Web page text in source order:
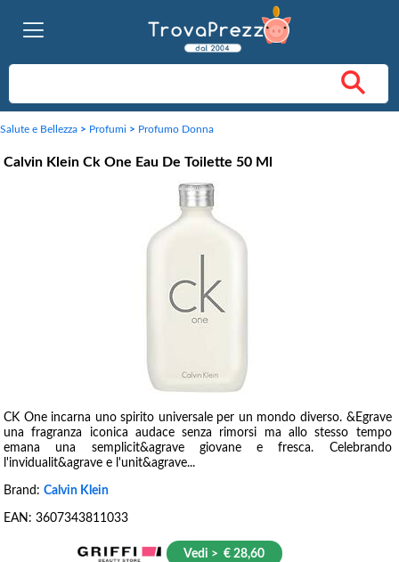
Salute e Bellezza > Profumi > Profumo Donna
Calvin Klein Ck One Eau De Toilette 50 Ml
CK One incarna uno spirito universale per un mondo diverso. &Egrave
una fragranza iconica audace senza rimorsi ma allo stesso tempo
emana una semplicit&agrave giovane e fresca. Celebrando
l'invidualit&agrave e l'unit&agrave...
Brand: Calvin Klein
EAN: 3607343811033
Vedi > € 28,60